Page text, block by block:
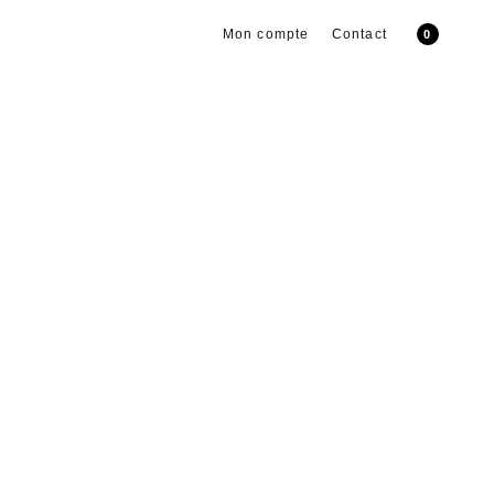
Mon compte Contact 0